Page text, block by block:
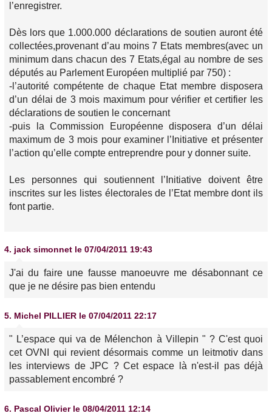
l’enregistrer.
Dès lors que 1.000.000 déclarations de soutien auront été
collectées,provenant d’au moins 7 Etats membres(avec un
minimum dans chacun des 7 Etats,égal au nombre de ses
députés au Parlement Européen multiplié par 750) :
-l’autorité compétente de chaque Etat membre disposera
d’un délai de 3 mois maximum pour vérifier et certifier les
déclarations de soutien le concernant
-puis la Commission Européenne disposera d’un délai
maximum de 3 mois pour examiner l’Initiative et présenter
l’action qu’elle compte entreprendre pour y donner suite.
Les personnes qui soutiennent l’Initiative doivent être
inscrites sur les listes électorales de l’Etat membre dont ils
font partie.
4. jack simonnet le 07/04/2011 19:43
J'ai du faire une fausse manoeuvre me désabonnant ce
que je ne désire pas bien entendu
5. Michel PILLIER le 07/04/2011 22:17
" L’espace qui va de Mélenchon à Villepin " ? C'est quoi
cet OVNI qui revient désormais comme un leitmotiv dans
les interviews de JPC ? Cet espace là n'est-il pas déjà
passablement encombré ?
6. Pascal Olivier le 08/04/2011 12:14